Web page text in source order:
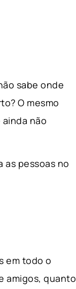
sabe onde
O mesmo
não
as pessoas no
em todo o
amigos, quanto